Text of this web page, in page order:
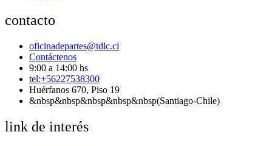
contacto
oficinadepartes@tdlc.cl
Contáctenos
9:00 a 14:00 hs
tel:+56227538300
Huérfanos 670, Piso 19
&nbsp&nbsp&nbsp&nbsp&nbsp(Santiago-Chile)
link de interés